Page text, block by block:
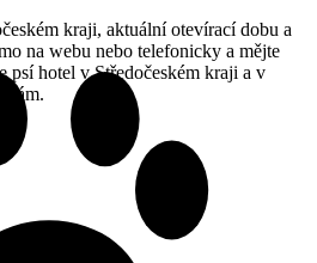
kraji, aktuální otevírací dobu a
na webu nebo telefonicky a mějte
psí hotel v Středočeském kraji a v
nám.